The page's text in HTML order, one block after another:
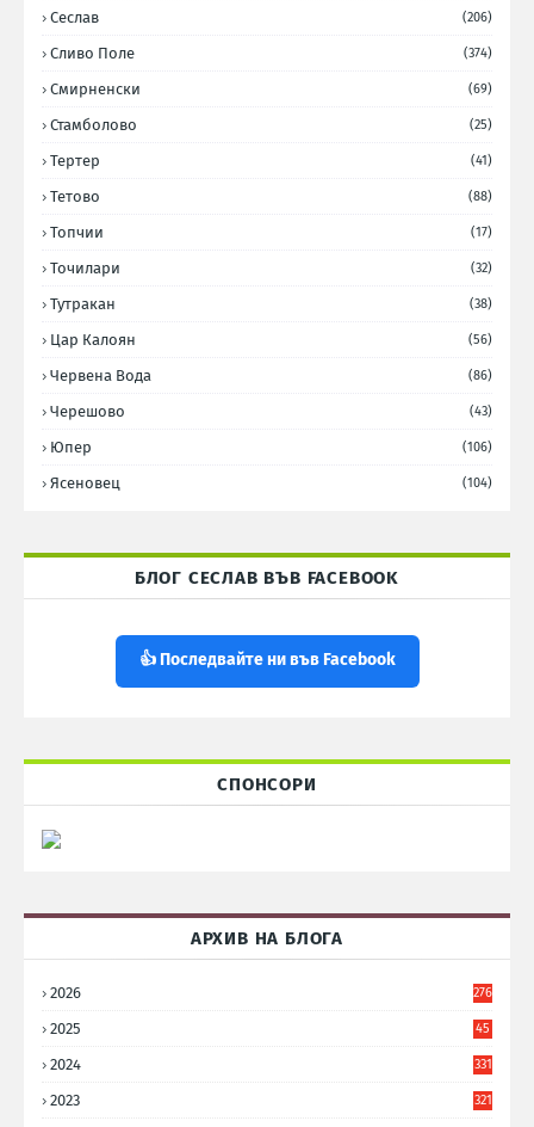
Сеслав (206)
Сливо Поле (374)
Смирненски (69)
Стамболово (25)
Тертер (41)
Тетово (88)
Топчии (17)
Точилари (32)
Тутракан (38)
Цар Калоян (56)
Червена Вода (86)
Черешово (43)
Юпер (106)
Ясеновец (104)
БЛОГ СЕСЛАВ ВЪВ FACEBOOK
👍 Последвайте ни във Facebook
СПОНСОРИ
АРХИВ НА БЛОГА
2026 276
2025
45
2024 331
2023 321